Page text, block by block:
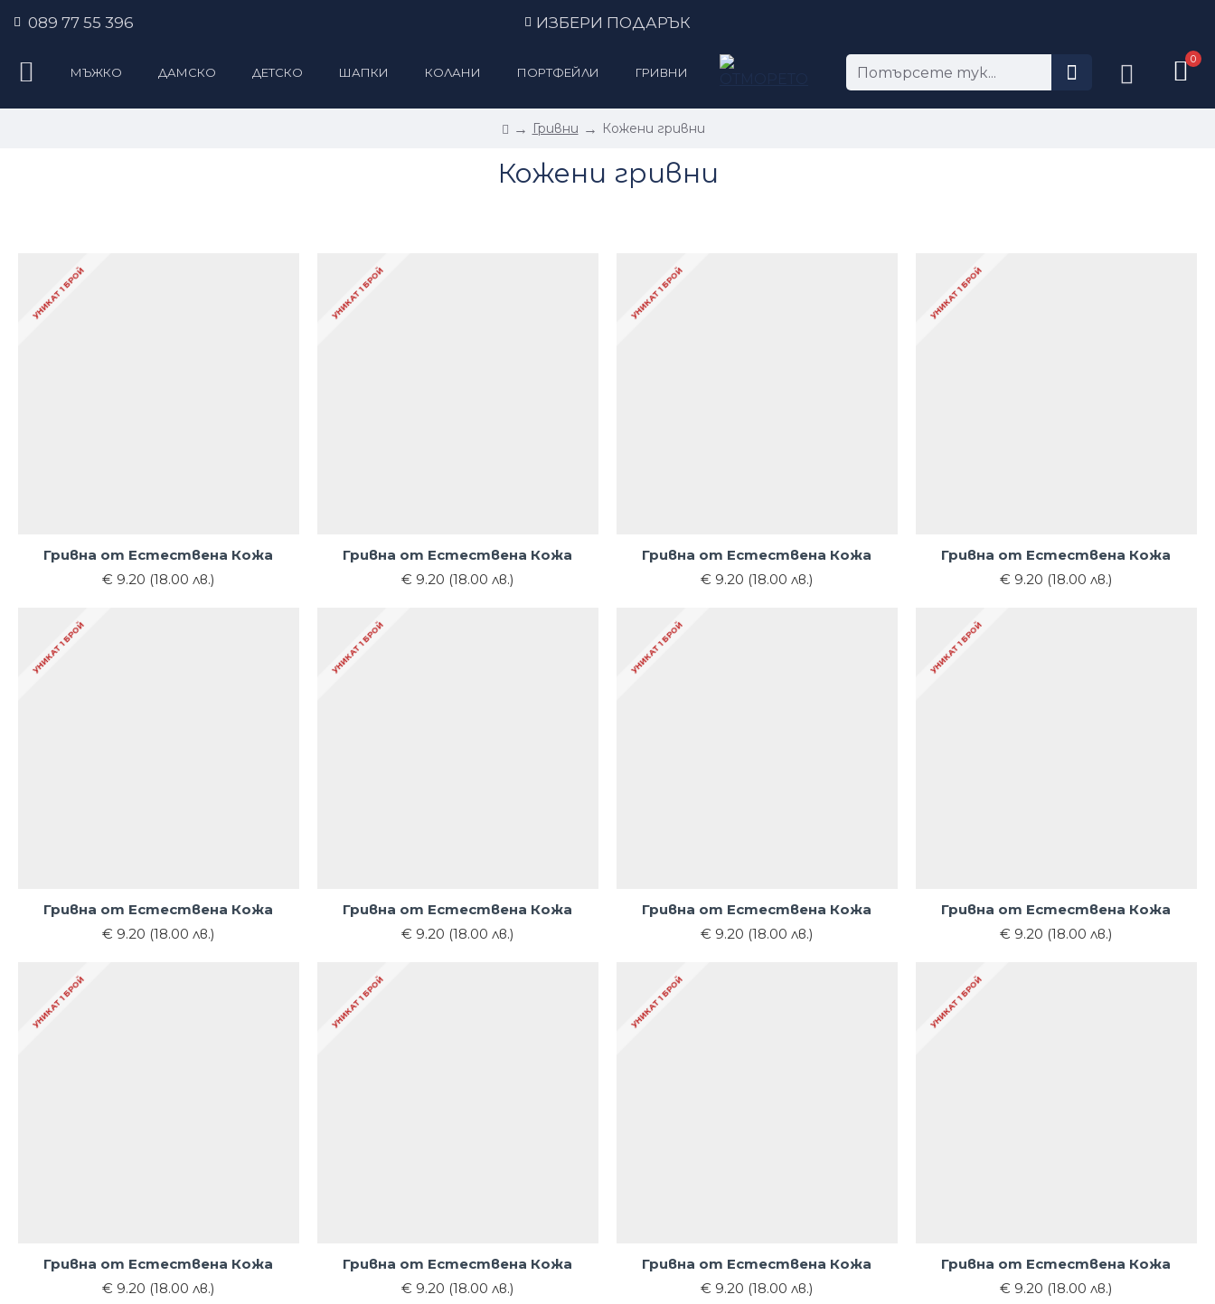
089 77 55 396 ИЗБЕРИ ПОДАРЪК
МЪЖКО ДАМСКО ДЕТСКО ШАПКИ КОЛАНИ ПОРТФЕЙЛИ ГРИВНИ
0
Гривни Кожени гривни
Кожени гривни
УНИКАТ 1 БРОЙ
Гривна от Естествена Кожа
€ 9.20 (18.00 лв.)
УНИКАТ 1 БРОЙ
Гривна от Естествена Кожа
€ 9.20 (18.00 лв.)
УНИКАТ 1 БРОЙ
Гривна от Естествена Кожа
€ 9.20 (18.00 лв.)
УНИКАТ 1 БРОЙ
Гривна от Естествена Кожа
€ 9.20 (18.00 лв.)
УНИКАТ 1 БРОЙ
Гривна от Естествена Кожа
€ 9.20 (18.00 лв.)
УНИКАТ 1 БРОЙ
Гривна от Естествена Кожа
€ 9.20 (18.00 лв.)
УНИКАТ 1 БРОЙ
Гривна от Естествена Кожа
€ 9.20 (18.00 лв.)
УНИКАТ 1 БРОЙ
Гривна от Естествена Кожа
€ 9.20 (18.00 лв.)
УНИКАТ 1 БРОЙ
Гривна от Естествена Кожа
€ 9.20 (18.00 лв.)
УНИКАТ 1 БРОЙ
Гривна от Естествена Кожа
€ 9.20 (18.00 лв.)
УНИКАТ 1 БРОЙ
Гривна от Естествена Кожа
€ 9.20 (18.00 лв.)
УНИКАТ 1 БРОЙ
Гривна от Естествена Кожа
€ 9.20 (18.00 лв.)